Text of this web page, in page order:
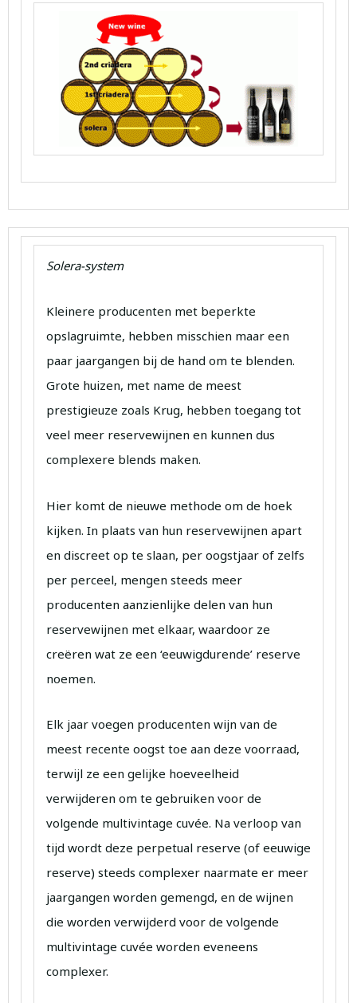
Solera-system
Kleinere producenten met beperkte
opslagruimte, hebben misschien maar een
paar jaargangen bij de hand om te blenden.
Grote huizen, met name de meest
prestigieuze zoals Krug, hebben toegang tot
veel meer reservewijnen en kunnen dus
complexere blends maken.
Hier komt de nieuwe methode om de hoek
kijken. In plaats van hun reservewijnen apart
en discreet op te slaan, per oogstjaar of zelfs
per perceel, mengen steeds meer
producenten aanzienlijke delen van hun
reservewijnen met elkaar, waardoor ze
creëren wat ze een ‘eeuwigdurende’ reserve
noemen.
Elk jaar voegen producenten wijn van de
meest recente oogst toe aan deze voorraad,
terwijl ze een gelijke hoeveelheid
verwijderen om te gebruiken voor de
volgende multivintage cuvée. Na verloop van
tijd wordt deze perpetual reserve (of eeuwige
reserve) steeds complexer naarmate er meer
jaargangen worden gemengd, en de wijnen
die worden verwijderd voor de volgende
multivintage cuvée worden eveneens
complexer.